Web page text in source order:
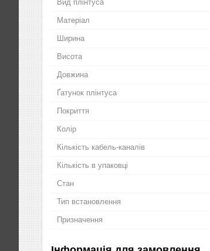
Вид плінтуса
Матеріал
Ширина
Висота
Довжина
Ґатунок плінтуса
Покриття
Колір
Кількість кабель-каналів
Кількість в упаковці
Стан
Тип встановлення
Призначення